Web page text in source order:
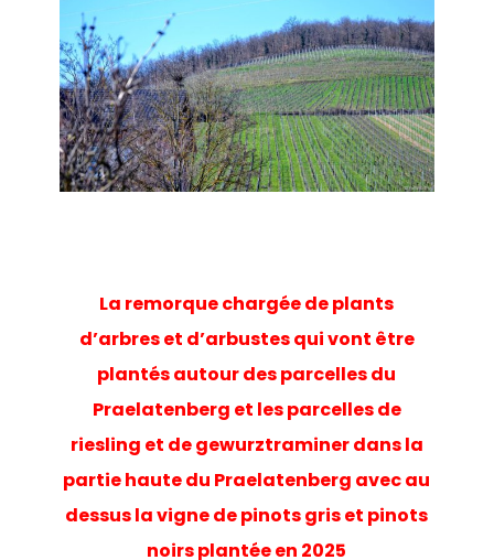
La remorque chargée de plants
d’arbres et d’arbustes qui vont être
plantés autour des parcelles du
Praelatenberg et les parcelles de
riesling et de gewurztraminer dans la
partie haute du Praelatenberg avec au
dessus la vigne de pinots gris et pinots
noirs plantée en 2025